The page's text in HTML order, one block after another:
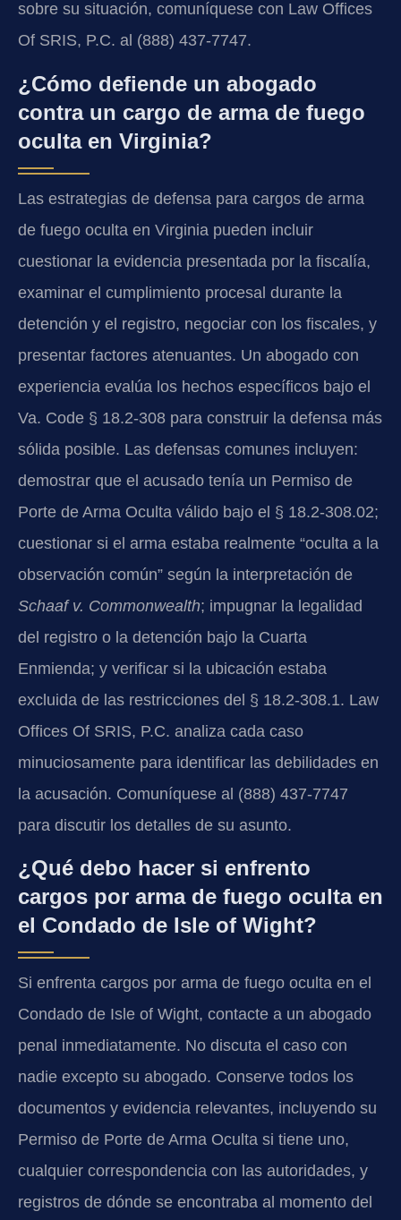
sobre su situación, comuníquese con Law Offices
Of SRIS, P.C. al (888) 437-7747.
¿Cómo defiende un abogado
contra un cargo de arma de fuego
oculta en Virginia?
Las estrategias de defensa para cargos de arma
de fuego oculta en Virginia pueden incluir
cuestionar la evidencia presentada por la fiscalía,
examinar el cumplimiento procesal durante la
detención y el registro, negociar con los fiscales, y
presentar factores atenuantes. Un abogado con
experiencia evalúa los hechos específicos bajo el
Va. Code § 18.2-308 para construir la defensa más
sólida posible. Las defensas comunes incluyen:
demostrar que el acusado tenía un Permiso de
Porte de Arma Oculta válido bajo el § 18.2-308.02;
cuestionar si el arma estaba realmente “oculta a la
observación común” según la interpretación de
Schaaf v. Commonwealth; impugnar la legalidad
del registro o la detención bajo la Cuarta
Enmienda; y verificar si la ubicación estaba
excluida de las restricciones del § 18.2-308.1. Law
Offices Of SRIS, P.C. analiza cada caso
minuciosamente para identificar las debilidades en
la acusación. Comuníquese al (888) 437-7747
para discutir los detalles de su asunto.
¿Qué debo hacer si enfrento
cargos por arma de fuego oculta en
el Condado de Isle of Wight?
Si enfrenta cargos por arma de fuego oculta en el
Condado de Isle of Wight, contacte a un abogado
penal inmediatamente. No discuta el caso con
nadie excepto su abogado. Conserve todos los
documentos y evidencia relevantes, incluyendo su
Permiso de Porte de Arma Oculta si tiene uno,
cualquier correspondencia con las autoridades, y
registros de dónde se encontraba al momento del